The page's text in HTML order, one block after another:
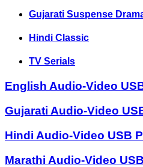
Gujarati Suspense
Hindi Classic
TV Serials
English Audio-Video
Gujarati Audio-Video
Hindi Audio-Video USB
Marathi Audio-Video